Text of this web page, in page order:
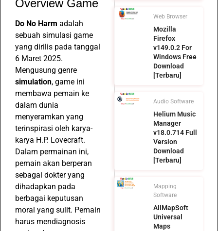
Overview Game
Do No Harm adalah
sebuah simulasi game
yang dirilis pada tanggal
6 Maret 2025.
Mengusung genre
simulation, game ini
membawa pemain ke
dalam dunia
menyeramkan yang
terinspirasi oleh karya-
karya H.P. Lovecraft.
Dalam permainan ini,
pemain akan berperan
sebagai dokter yang
dihadapkan pada
berbagai keputusan
moral yang sulit. Pemain
harus mendiagnosis
Web Browser
Mozilla
Firefox
v149.0.2 For
Windows Free
Download
[Terbaru]
Audio Software
Helium Music
Manager
v18.0.714 Full
Version
Download
[Terbaru]
Mapping
Software
AllMapSoft
Universal
Maps